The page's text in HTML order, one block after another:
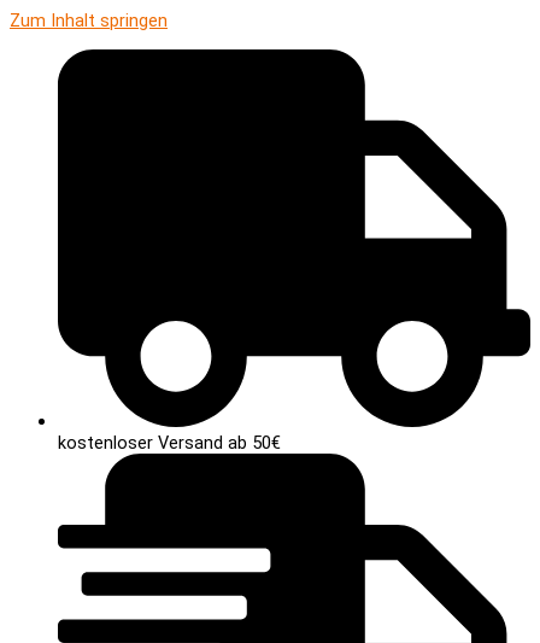
Zum Inhalt springen
kostenloser Versand ab 50€